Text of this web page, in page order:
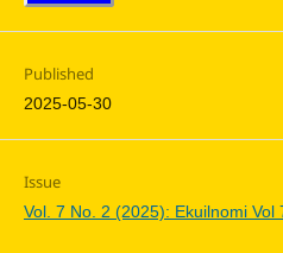
Published
2025-05-30
Issue
Vol. 7 No. 2 (2025): Ekuilnomi Vol